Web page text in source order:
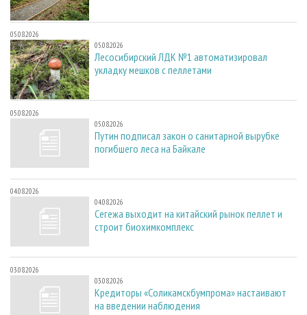
05.08.2026
05.08.2026
Лесосибирский ЛДК №1 автоматизировал
укладку мешков с пеллетами
05.08.2026
05.08.2026
Путин подписал закон о санитарной вырубке
погибшего леса на Байкале
04.08.2026
04.08.2026
Сегежа выходит на китайский рынок пеллет и
строит биохимкомплекс
03.08.2026
03.08.2026
Кредиторы «Соликамскбумпрома» настаивают
на введении наблюдения